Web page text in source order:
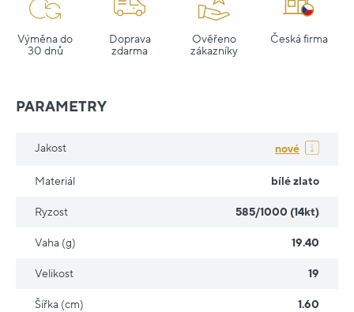
Výměna do
30 dnů
Doprava
zdarma
Ověřeno
zákazníky
Česká firma
PARAMETRY
Jakost nové
Materiál bílé zlato
Ryzost 585/1000 (14kt)
Vaha (g) 19.40
Velikost 19
Šířka (cm) 1.60